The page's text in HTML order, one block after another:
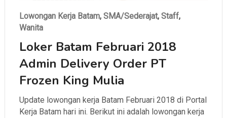
Lowongan Kerja Batam, SMA/Sederajat, Staff,
Wanita
Loker Batam Februari 2018
Admin Delivery Order PT
Frozen King Mulia
Update lowongan kerja Batam Februari 2018 di Portal
Kerja Batam hari ini. Berikut ini adalah lowongan kerja